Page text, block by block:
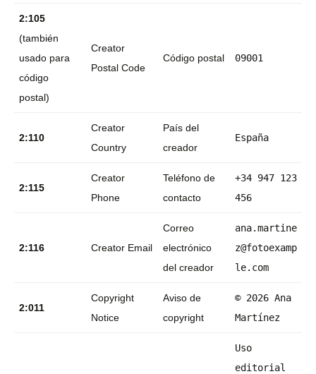
2:105
(también
usado para
código
postal)
Creator
Postal Code
Código postal 09001
2:110
Creator
Country
País del
creador
España
2:115
Creator
Phone
Teléfono de
contacto
+34 947 123
456
2:116 Creator Email
Correo
electrónico
del creador
ana.martine
z@fotoexamp
le.com
2:011
Copyright
Notice
Aviso de
copyright
© 2026 Ana
Martínez
Uso
editorial